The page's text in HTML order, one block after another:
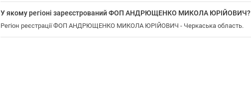
У якому регіоні зареєстрований ФОП АНДРЮЩЕНКО МИКОЛА ЮРІЙОВИЧ?
Регіон реєстрації ФОП АНДРЮЩЕНКО МИКОЛА ЮРІЙОВИЧ - Черкаська область.